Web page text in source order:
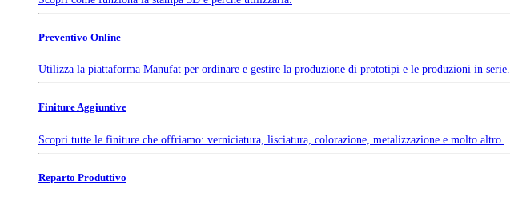
Preventivo Online
Utilizza la piattaforma Manufat per ordinare e gestire la produzione di prototipi e le produzioni in serie.
Finiture Aggiuntive
Scopri tutte le finiture che offriamo: verniciatura, lisciatura, colorazione, metalizzazione e molto altro.
Reparto Produttivo